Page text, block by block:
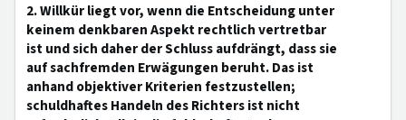
2. Willkür liegt vor, wenn die Entscheidung unter
keinem denkbaren Aspekt rechtlich vertretbar
ist und sich daher der Schluss aufdrängt, dass sie
auf sachfremden Erwägungen beruht. Das ist
anhand objektiver Kriterien festzustellen;
schuldhaftes Handeln des Richters ist nicht